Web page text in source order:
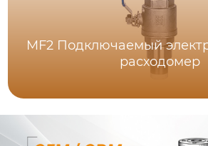
MF2 Подключаемый
расходомер